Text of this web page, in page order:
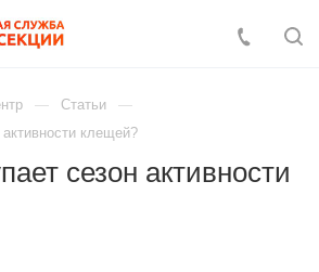
Статьи
активности клещей?
сезон активности